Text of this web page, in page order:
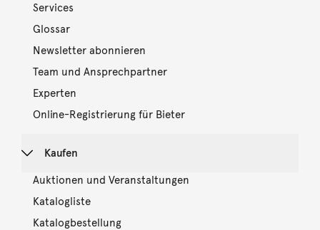
Services
Glossar
Newsletter abonnieren
Team und Ansprechpartner
Experten
Online-Registrierung für Bieter
Kaufen
Auktionen und Veranstaltungen
Katalogliste
Katalogbestellung